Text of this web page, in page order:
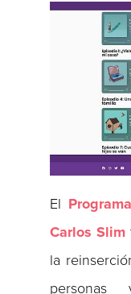
El
Carlos Slim
la
personas